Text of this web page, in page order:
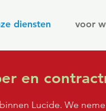
diensten voor
en
Lucide. We